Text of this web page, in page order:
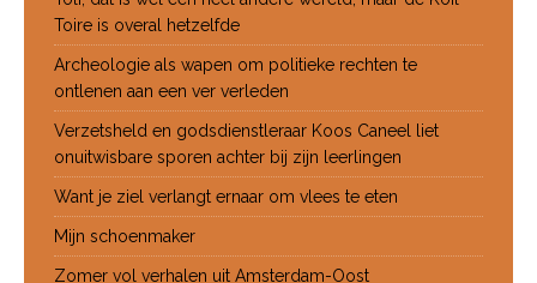
Toire is overal hetzelfde
Archeologie als wapen om politieke rechten te
ontlenen aan een ver verleden
Verzetsheld en godsdienstleraar Koos Caneel liet
onuitwisbare sporen achter bij zijn leerlingen
Want je ziel verlangt ernaar om vlees te eten
Mijn schoenmaker
Zomer vol verhalen uit Amsterdam-Oost